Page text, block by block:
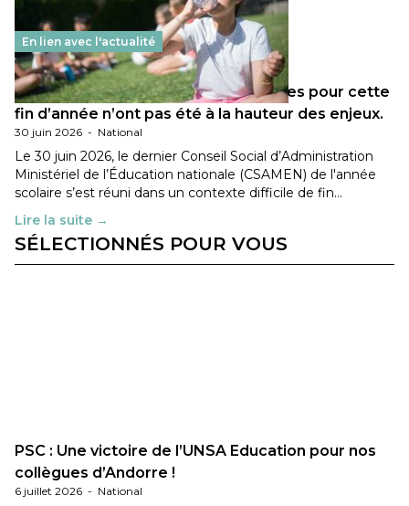
En lien avec l'actualité
Les décisions ministérielles attendues pour cette
fin d’année n’ont pas été à la hauteur des enjeux.
30 juin 2026 - National
Le 30 juin 2026, le dernier Conseil Social d’Administration
Ministériel de l’Éducation nationale (CSAMEN) de l'année
scolaire s’est réuni dans un contexte difficile de fin…
Lire la suite →
SÉLECTIONNÉS POUR VOUS
PSC : Une victoire de l’UNSA Education pour nos
collègues d’Andorre !
6 juillet 2026 - National